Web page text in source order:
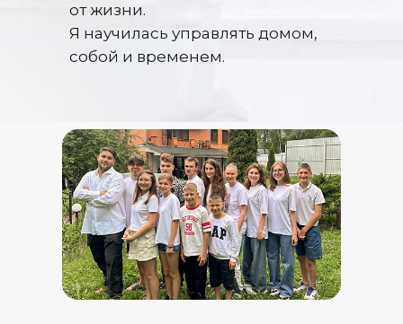
от жизни.
Я научилась управлять домом,
собой и временем.